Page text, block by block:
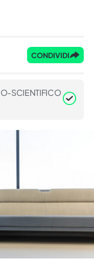
CONDIVIDI
SCIENTIFICO